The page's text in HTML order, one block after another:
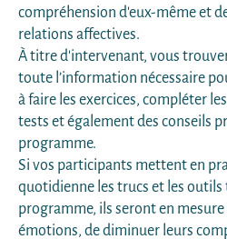
compréhension d'eux-même et
relations affectives.
À titre d'intervenant, vous
toute l’information nécessaire
à faire les exercices, compléter
tests et également des conseils
programme.
Si vos participants mettent en
quotidienne les trucs et les outils
programme, ils seront en
émotions, de diminuer leurs